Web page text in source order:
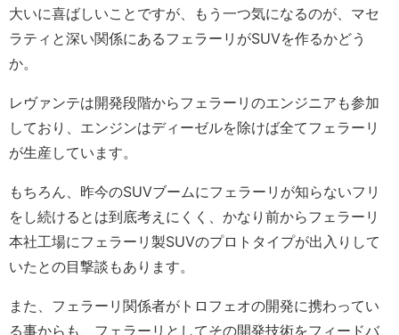
大いに喜ばしいことですが、もう一つ気になるのが、マセ
ラティと深い関係にあるフェラーリがSUVを作るかどう
か。
レヴァンテは開発段階からフェラーリのエンジニアも参加
しており、エンジンはディーゼルを除けば全てフェラーリ
が生産しています。
もちろん、昨今のSUVブームにフェラーリが知らないフリ
をし続けるとは到底考えにくく、かなり前からフェラーリ
本社工場にフェラーリ製SUVのプロトタイプが出入りして
いたとの目撃談もあります。
また、フェラーリ関係者がトロフェオの開発に携わってい
る事からも、フェラーリとしてその開発技術をフィードバ